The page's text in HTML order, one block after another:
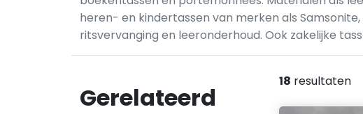
heren- en kindertassen van merken als
ritsvervanging en leeronderhoud. Ook zakelijke
Gerelateerd
18 resultaten